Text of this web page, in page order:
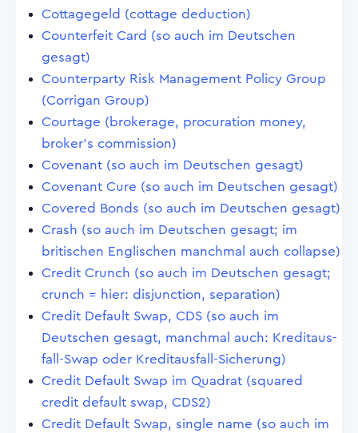
Cottagegeld (cottage deduction)
Counterfeit Card (so auch im Deutschen
gesagt)
Counterparty Risk Management Policy Group
(Corrigan Group)
Courtage (brokerage, procuration money,
broker's commission)
Covenant (so auch im Deutschen gesagt)
Covenant Cure (so auch im Deutschen gesagt)
Covered Bonds (so auch im Deutschen gesagt)
Crash (so auch im Deutschen gesagt; im
britischen Englischen manchmal auch collapse)
Credit Crunch (so auch im Deutschen gesagt;
crunch = hier: disjunction, separation)
Credit Default Swap, CDS (so auch im
Deutschen gesagt, manchmal auch: Kreditaus-
fall-Swap oder Kreditausfall-Sicherung)
Credit Default Swap im Quadrat (squared
credit default swap, CDS2)
Credit Default Swap, single name (so auch im